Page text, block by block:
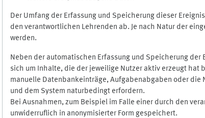
Der Umfang der Erfassung und Speicherung dieser
den verantwortlichen Lehrenden ab. Je nach Natur der
werden.
Neben der automatischen Erfassung und Speicherung
sich um Inhalte, die der jeweilige Nutzer aktiv erzeugt hat
manuelle Datenbankeinträge, Aufgabenabgaben oder
und dem System naturbedingt erfordern.
Bei Ausnahmen, zum Beispiel im Falle einer durch den
unwiderruflich in anonymisierter Form gespeichert.